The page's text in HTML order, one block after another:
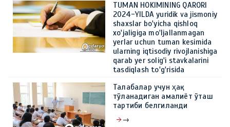
21 май 2024, 10:39 0
TUMAN HOKIMINING QARORI
2024-YILDA yuridik va jismoniy
shaxslar bo'yicha qishloq
xo'jaligiga mo'ljallanmagan
yerlar uchun tuman kesimida
ularning iqtisodiy rivojlanishiga
qarab yer solig'i stavkalarini
tasdiqlash to'g'risida
→
15 февраль 2024, 11:05 0
Талабалар учун ҳақ
тўланадиган амалиёт ўташ
тартиби белгиланди
→